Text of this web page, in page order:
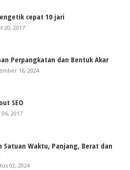
cepat 10 jari
20, 2017
Perpangkatan dan Bentuk Akar
16, 2024
SEO
2017
Satuan Waktu, Panjang, Berat dan
02, 2024